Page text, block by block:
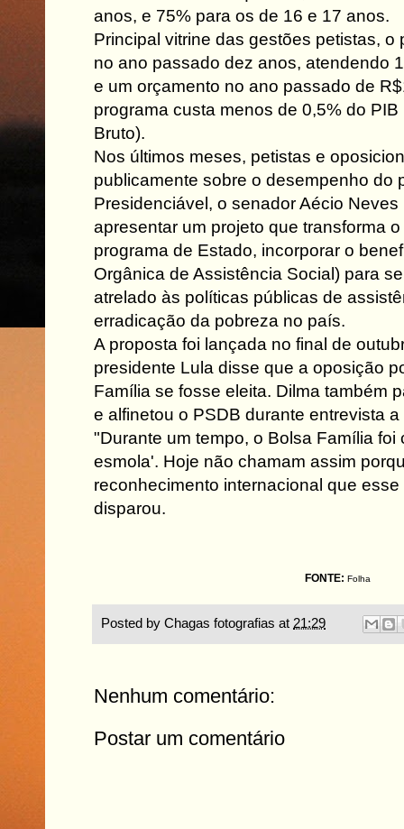
anos, e 75% para os de 16 e 17 anos.
Principal vitrine das gestões petistas, o
no ano passado dez anos, atendendo
e um orçamento no ano passado de
programa custa menos de 0,5% do
Bruto).
Nos últimos meses, petistas e
publicamente sobre o desempenho do
Presidenciável, o senador Aécio
apresentar um projeto que transforma
programa de Estado, incorporar o
Orgânica de Assistência Social) para
atrelado às políticas públicas de
erradicação da pobreza no país.
A proposta foi lançada no final de
presidente Lula disse que a oposição
Família se fosse eleita. Dilma também
e alfinetou o PSDB durante entrevista
"Durante um tempo, o Bolsa Família foi
esmola'. Hoje não chamam assim
reconhecimento internacional que
disparou.
FONTE: Folha
Posted by Chagas fotografias at 21:29
Nenhum comentário:
Postar um comentário